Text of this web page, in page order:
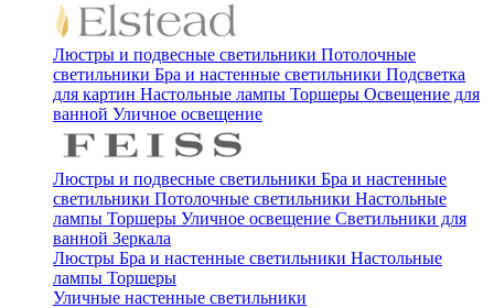
Люстры и подвесные светильники Потолочные
светильники Бра и настенные светильники Подсветка
для картин Настольные лампы Торшеры Освещение для
ванной Уличное освещение
Люстры и подвесные светильники Бра и настенные
светильники Потолочные светильники Настольные
лампы Торшеры Уличное освещение Светильники для
ванной Зеркала
Люстры Бра и настенные светильники Настольные
лампы Торшеры
Уличные настенные светильники